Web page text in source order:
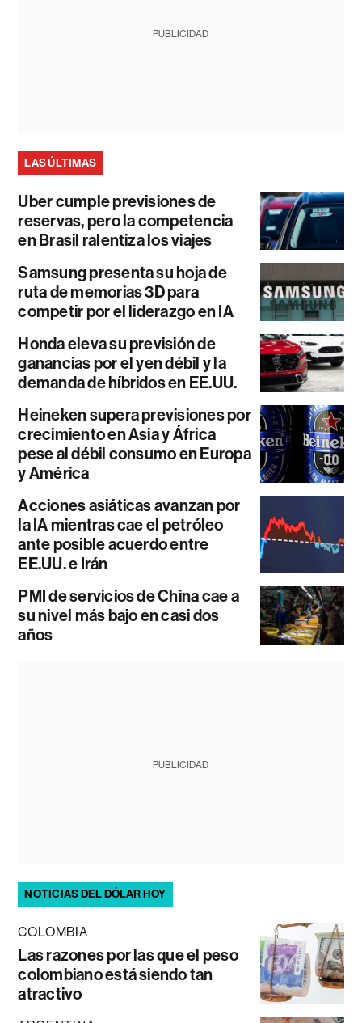
PUBLICIDAD
LAS ÚLTIMAS
Uber cumple previsiones de
reservas, pero la competencia
en Brasil ralentiza los viajes
Samsung presenta su hoja de
ruta de memorias 3D para
competir por el liderazgo en IA
Honda eleva su previsión de
ganancias por el yen débil y la
demanda de híbridos en EE.UU.
Heineken supera previsiones por
crecimiento en Asia y África
pese al débil consumo en Europa
y América
Acciones asiáticas avanzan por
la IA mientras cae el petróleo
ante posible acuerdo entre
EE.UU. e Irán
PMI de servicios de China cae a
su nivel más bajo en casi dos
años
PUBLICIDAD
NOTICIAS DEL DÓLAR HOY
COLOMBIA
Las razones por las que el peso
colombiano está siendo tan
atractivo